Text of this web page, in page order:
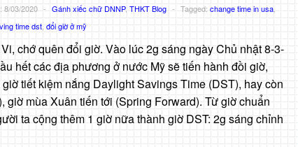
8/03/2020 - Gánh xiếc chữ DNNP, THKT Blog - Tagged: change time in usa
time dst, đổi giờ ở mỹ
chớ quên đổi giờ. Vào lúc 2g sáng ngày Chủ nhật 8-3-
hết các địa phương ở nước Mỹ sẽ tiến hành đồi giờ,
tiết kiệm nắng Daylight Savings Time (DST), hay còn
giờ mùa Xuân tiến tới (Spring Forward). Từ giờ chuẩn
ta cộng thêm 1 giờ nữa thành giờ DST: 2g sáng chỉnh